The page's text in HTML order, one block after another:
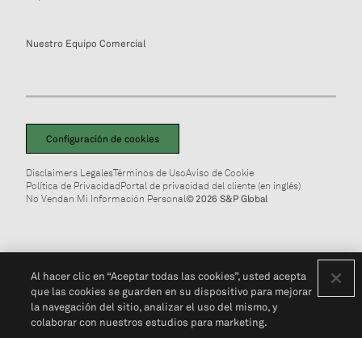
Nuestro Equipo Comercial
Configuración de cookies
Disclaimers LegalesTérminos de UsoAviso de Cookie
Política de PrivacidadPortal de privacidad del cliente (en inglés)
No Vendan Mi Información Personal© 2026 S&P Global
Al hacer clic en “Aceptar todas las cookies”, usted acepta
que las cookies se guarden en su dispositivo para mejorar
la navegación del sitio, analizar el uso del mismo, y
colaborar con nuestros estudios para marketing.